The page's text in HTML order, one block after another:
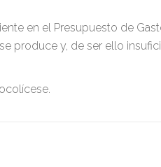
en el Presupuesto de
y, de ser ello